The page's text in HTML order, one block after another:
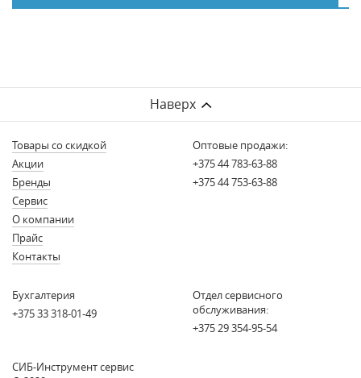
Наверх
Товары со скидкой
Акции
Бренды
Сервис
О компании
Прайс
Контакты
Оптовые продажи:
+375 44 783-63-88
+375 44 753-63-88
Бухгалтерия
+375 33 318-01-49
Отдел сервисного
обслуживания:
+375 29 354-95-54
СИБ-Инструмент сервис